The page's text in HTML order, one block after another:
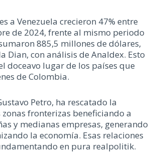
a Venezuela crecieron 47% entre
de 2024, frente al mismo periodo
885,5 millones de dólares,
Dian, con análisis de Analdex. Esto
doceavo lugar de los países que
de Colombia.
Petro, ha rescatado la
fronterizas beneficiando a
y medianas empresas, generando
la economía. Esas relaciones
en pura realpolitik.